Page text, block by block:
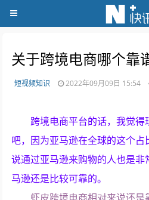
关于跨境电商哪个靠
短视频知识 2022年09月09日 15:54
跨境电商平台的话，我觉得
吧，因为亚马逊在全球的这个占
说通过亚马逊来购物的人也是非
马逊还是比较可靠的。
虾皮跨境电商相对来说还是